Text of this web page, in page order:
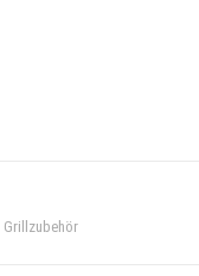
Grillzubehör